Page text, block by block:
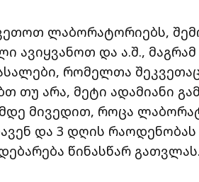
ლაბორატორიებს,
ავიყვანოთ და ა.შ.,
რომელთა
თუ არა, მეტი ადამიანი
მივედით, როცა
და 3 დღის რაოდენობას
წინასწარ გათვლას.